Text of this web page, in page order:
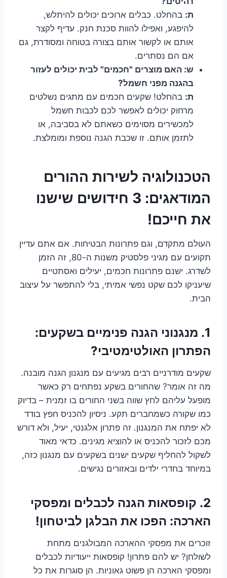
ת: בהחלט. כבלים ארוכים יכולים להיתלש,
להיפגע, ואפילו להוות סכנת חנק. עדיף לקצר
אותם או לקשור אותם בצורה בטוחה ומסודרת, גם
אם הם נסתרים.
ש: האם מוצרים "חכמים" לבית יכולים לעזור
בהגנה מפני חשמל?
ת: בהחלט! שקעים חכמים עם מתגים נשלטים
מרחוק יכולים לאפשר לכם לכבות חשמל
למכשירים מסוימים כשאתם לא בסביבה, או
לתזמן אותם. זו שכבת הגנה נוספת ומומלצת.
הטכנולוגיה לשירות ההורים
המודאגים: 3 חידושים שישנו
את חייכם!
העולם מתקדם, וגם פתרונות הבטיחות. אם אתם עדיין
תקועים עם מגיני פלסטיק משנות ה-80, זה הזמן
לשדרג. ישנם פתרונות חכמים, יעילים ואסתטיים
שיעניקו לכם שקט נפשי אמיתי, בלי להתפשר על עיצוב
הבית.
1. מנגנוני הגנה פנימיים בשקעים:
הפתרון האולטימטיבי?
שקעים מודרניים רבים מגיעים עם מנגנון הגנה מובנה.
מה זה אומר? שהחורים בשקע נפתחים רק כאשר
מופעל עליהם לחץ שווה בשני החורים בו זמנית – בדיוק
כמו שקורה כשמחברים תקע. ניסיון להכניס חפץ בודד
לא יפתח את המנגנון. זה פתרון אלגנטי, יעיל, ולא דורש
מכם לזכור להכניס או להוציא מגינים. כדאי מאוד
לשקול להחליף שקעים ישנים בשקעים עם מנגנון כזה,
במיוחד בחדרי ילדים ובאזורים נגישים.
2. קופסאות הגנה לכבלים ומפסקי
הארכה: הפכו את הבלגן לביטחון!
זוכרים את מפסקי ההארכה המבולגנים מתחת
לשולחן? יש להם פתרון! קופסאות ייעודיות לכבלים
ומפסקי הארכה הן פשוט גאוניות. הן סוגרות את כל